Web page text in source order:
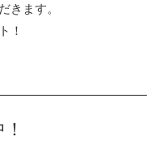
きます。⁡
！